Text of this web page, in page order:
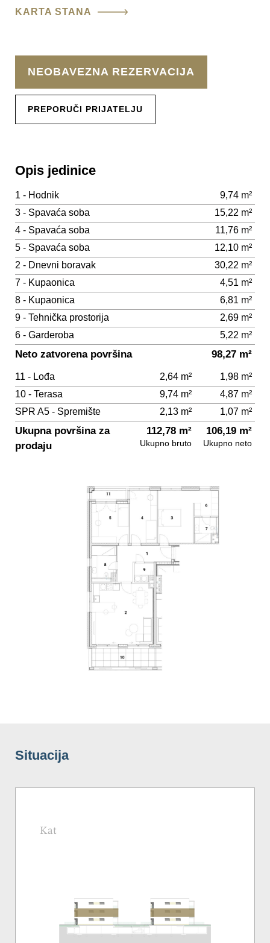
KARTA STANA
NEOBAVEZNA REZERVACIJA
PREPORUČI PRIJATELJU
Opis jedinice
1 - Hodnik
9,74 m²
3 - Spavaća soba
15,22 m²
4 - Spavaća soba
11,76 m²
5 - Spavaća soba
12,10 m²
2 - Dnevni boravak
30,22 m²
7 - Kupaonica
4,51 m²
8 - Kupaonica
6,81 m²
9 - Tehnička prostorija
2,69 m²
6 - Garderoba
5,22 m²
Neto zatvorena površina 98,27 m²
11 - Lođa 2,64 m²
1,98 m²
10 - Terasa
9,74 m²
4,87 m²
SPR A5 - Spremište
2,13 m² 1,07 m²
Ukupna površina za
prodaju
112,78 m²
Ukupno bruto
106,19 m²
Ukupno neto
Situacija
Kat